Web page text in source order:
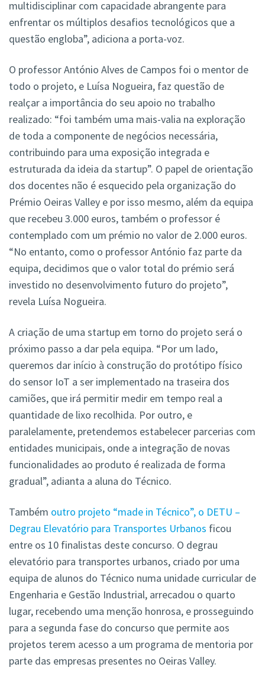
multidisciplinar com capacidade abrangente para
enfrentar os múltiplos desafios tecnológicos que a
questão engloba”, adiciona a porta-voz.
O professor António Alves de Campos foi o mentor de
todo o projeto, e Luísa Nogueira, faz questão de
realçar a importância do seu apoio no trabalho
realizado: “foi também uma mais-valia na exploração
de toda a componente de negócios necessária,
contribuindo para uma exposição integrada e
estruturada da ideia da startup”. O papel de orientação
dos docentes não é esquecido pela organização do
Prémio Oeiras Valley e por isso mesmo, além da equipa
que recebeu 3.000 euros, também o professor é
contemplado com um prémio no valor de 2.000 euros.
“No entanto, como o professor António faz parte da
equipa, decidimos que o valor total do prémio será
investido no desenvolvimento futuro do projeto”,
revela Luísa Nogueira.
A criação de uma startup em torno do projeto será o
próximo passo a dar pela equipa. “Por um lado,
queremos dar início à construção do protótipo físico
do sensor IoT a ser implementado na traseira dos
camiões, que irá permitir medir em tempo real a
quantidade de lixo recolhida. Por outro, e
paralelamente, pretendemos estabelecer parcerias com
entidades municipais, onde a integração de novas
funcionalidades ao produto é realizada de forma
gradual”, adianta a aluna do Técnico.
Também outro projeto “made in Técnico”, o DETU –
Degrau Elevatório para Transportes Urbanos ficou
entre os 10 finalistas deste concurso. O degrau
elevatório para transportes urbanos, criado por uma
equipa de alunos do Técnico numa unidade curricular de
Engenharia e Gestão Industrial, arrecadou o quarto
lugar, recebendo uma menção honrosa, e prosseguindo
para a segunda fase do concurso que permite aos
projetos terem acesso a um programa de mentoria por
parte das empresas presentes no Oeiras Valley.